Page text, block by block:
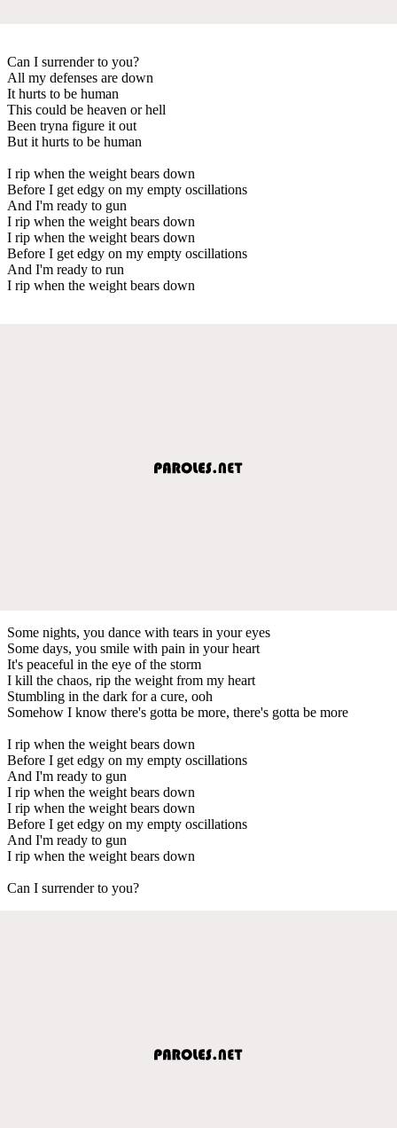
Can I surrender to you?
All my defenses are down
It hurts to be human
This could be heaven or hell
Been tryna figure it out
But it hurts to be human
I rip when the weight bears down
Before I get edgy on my empty oscillations
And I'm ready to gun
I rip when the weight bears down
I rip when the weight bears down
Before I get edgy on my empty oscillations
And I'm ready to run
I rip when the weight bears down
Some nights, you dance with tears in your eyes
Some days, you smile with pain in your heart
It's peaceful in the eye of the storm
I kill the chaos, rip the weight from my heart
Stumbling in the dark for a cure, ooh
Somehow I know there's gotta be more, there's gotta be more
I rip when the weight bears down
Before I get edgy on my empty oscillations
And I'm ready to gun
I rip when the weight bears down
I rip when the weight bears down
Before I get edgy on my empty oscillations
And I'm ready to gun
I rip when the weight bears down
Can I surrender to you?